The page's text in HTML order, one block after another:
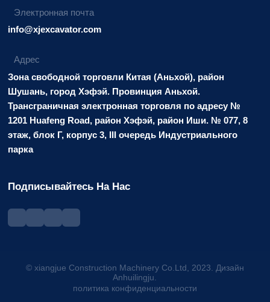
Электронная почта
info@xjexcavator.com
Адрес
Зона свободной торговли Китая (Аньхой), район
Шушань, город Хэфэй. Провинция Аньхой.
Трансграничная электронная торговля по адресу №
1201 Huafeng Road, район Хэфэй, район Иши. № 077, 8
этаж, блок Г, корпус 3, III очередь Индустриального
парка
Подписывайтесь На Нас
© xiangjue Construction Machinery Co.Ltd, 2023. Дизайн
Anhuilingju.
политика конфиденциальности